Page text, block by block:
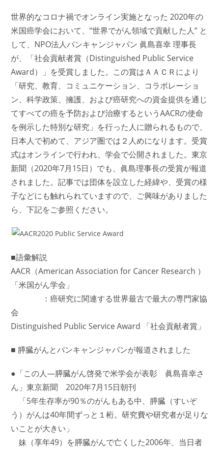
世界的なコロナ禍でオンライン実施となった 2020年の
米国癌学会において、“世界でがん領域で貢献した人” と
して、NPO法人パンキャンジャパン 眞島喜幸 理事長
が、「社会貢献者賞（Distinguished Public Service
Award）」を受賞しました。この賞はＡＡＣＲにより
「研究、教育、コミュニケーション、コラボレーショ
ン、科学政策、擁護、および癌研究への資金提供を通じ
てすべての癌を予防および治療するというAACRの使命
を例示した特別な研究」を行った人に贈られるもので、
日本人で初めて、アジア圏では２人めになります。受賞
式はオンラインで行われ、学会で公開されました。東京
新聞（2020年7月15日）でも、眞島理事長の受賞が報道
されました。記事では団体を設立した経緯や、受賞の様
子などにも触れられていますので、ご興味がありました
ら、下記をご参照ください。
■語彙解説
AACR（American Association for Cancer Research ）
「米国がん学会」
：癌研究に関連する世界最古で最大の専門家協
会
Distinguished Public Service Award 「社会貢献者賞」
■ 膵臓がんとパンキャンジャパンが報道されました
●「この人―膵臓がん啓発で米学会が表彰 眞島喜幸さ
ん」東京新聞 2020年7月15日朝刊
「5年生存率が90％のがんもある中、膵臓（すいぞ
う）がんは40年間ずっと１桁。研究費や研究者が足りな
いことが大きい」
妹（享年49）を膵臓がんで亡くした2006年、当日者